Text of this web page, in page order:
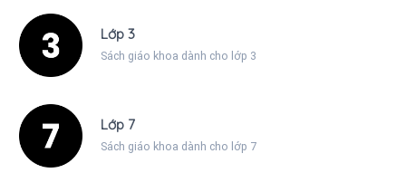
Lớp 3
Sách giáo khoa dành cho lớp 3
Lớp 7
Sách giáo khoa dành cho lớp 7